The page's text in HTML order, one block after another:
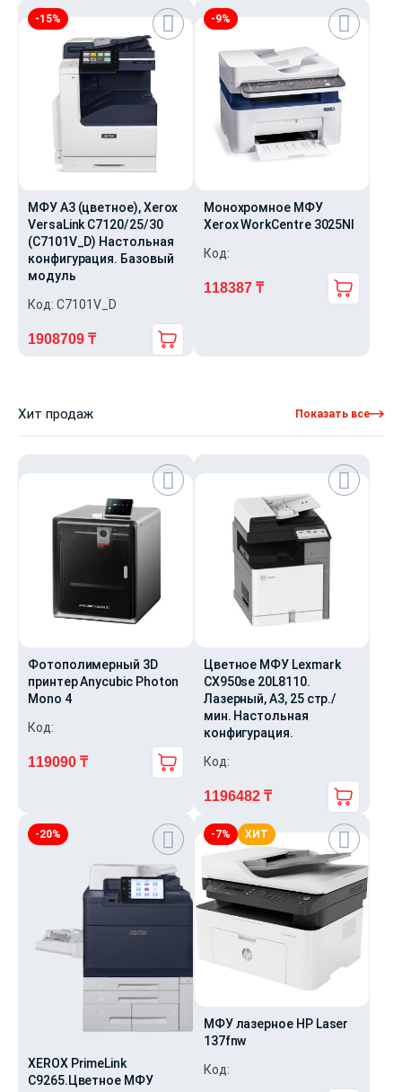
составляла
1124000 ₸.
943598 ₸.
цена
3248554 ₸.
цена:
-15%
МФУ А3 (цветное), Xerox
VersaLink C7120/25/30
(C7101V_D) Настольная
конфигурация. Базовый
модуль
Код: C7101V_D
2245540 ₸.
1908709 ₸
-9%
Монохромное МФУ
Xerox WorkCentre 3025NI
Код:
118387 ₸
Хит продаж Показать все
Фотополимерный 3D
принтер Anycubic Photon
Mono 4
Код:
119090 ₸
Цветное МФУ Lexmark
CX950se 20L8110.
Лазерный, A3, 25 стр./
мин. Настольная
конфигурация.
Код:
1196482 ₸
-20%
XEROX PrimeLink
С9265.Цветное МФУ
-7% ХИТ
МФУ лазерное HP Laser
137fnw
Код: